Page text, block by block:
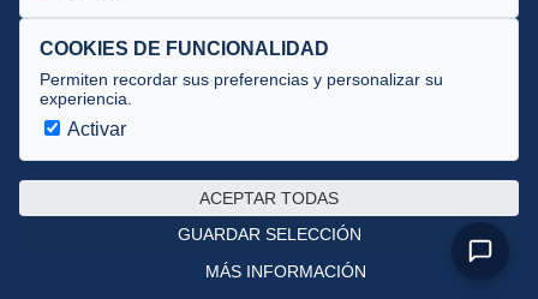
Convocatorias y Equipaciones
Av. José Atarés 101, semisótano. 50018 Zaragoza
Privacidad · Cookies
COOKIES DE FUNCIONALIDAD
Permiten recordar sus preferencias y personalizar su
experiencia.
Activar
ACEPTAR TODAS
GUARDAR SELECCIÓN
MÁS INFORMACIÓN